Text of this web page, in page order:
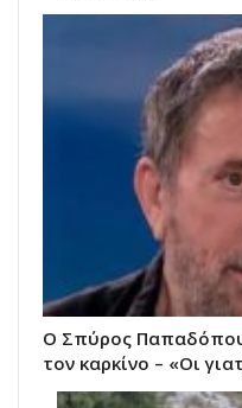
Ο Σπύρος
τον καρκίνο – «Οι